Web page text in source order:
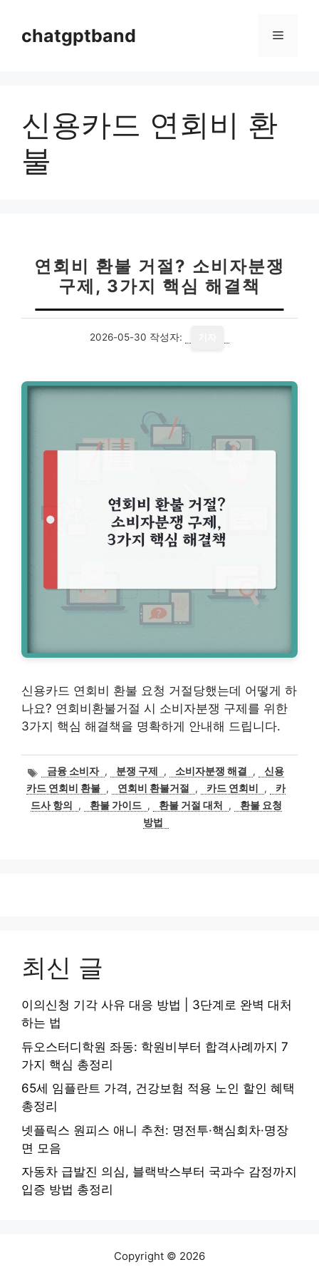
chatgptband 메
신용카드 연회비 환
불
연회비 환불 거절? 소비자분쟁
구제, 3가지 핵심 해결책
2026-05-30 작성자:
신용카드 연회비 환불 요청 거절당했는데 어떻게 하
나요? 연회비환불거절 시 소비자분쟁 구제를 위한
3가지 핵심 해결책을 명확하게 안내해 드립니다.
태
그
금융 소비자 , 분쟁 구제 , 소비자분쟁 해결 ,
신용
카드 연회비 환불 , 연회비 환불거절 , 카드 연회비 ,
카
드사 항의
, 환불 가이드 , 환불 거절 대처 ,
환불 요청
방법
최신 글
이의신청 기각 사유 대응 방법 | 3단계로 완벽 대처
하는 법
듀오스터디학원 좌동: 학원비부터 합격사례까지 7
가지 핵심 총정리
65세 임플란트 가격, 건강보험 적용 노인 할인 혜택
총정리
넷플릭스 원피스 애니 추천: 명전투·핵심회차·명장
면 모음
자동차 급발진 의심, 블랙박스부터 국과수 감정까지
입증 방법 총정리
Copyright © 2026